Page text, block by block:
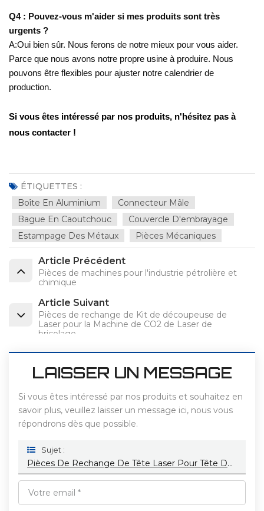
Q4 : Pouvez-vous m'aider si mes produits sont très
urgents ?
A:Oui bien sûr. Nous ferons de notre mieux pour vous aider.
Parce que nous avons notre propre usine à produire. Nous
pouvons être flexibles pour ajuster notre calendrier de
production.
Si vous êtes intéressé par nos produits, n'hésitez pas à
nous contacter !
ÉTIQUETTES :
Boîte En Aluminium
Connecteur Mâle
Bague En Caoutchouc
Couvercle D'embrayage
Estampage Des Métaux
Pièces Mécaniques
Article Précédent
Pièces de machines pour l'industrie pétrolière et
chimique
Article Suivant
Pièces de rechange de Kit de découpeuse de
Laser pour la Machine de CO2 de Laser de
bricolage
LAISSER UN MESSAGE
Si vous êtes intéressé par nos produits et souhaitez en
savoir plus, veuillez laisser un message ici, nous vous
répondrons dès que possible.
Sujet :
Pièces De Rechange De Tête Laser Pour Tête De Découpe Laser À Fibre